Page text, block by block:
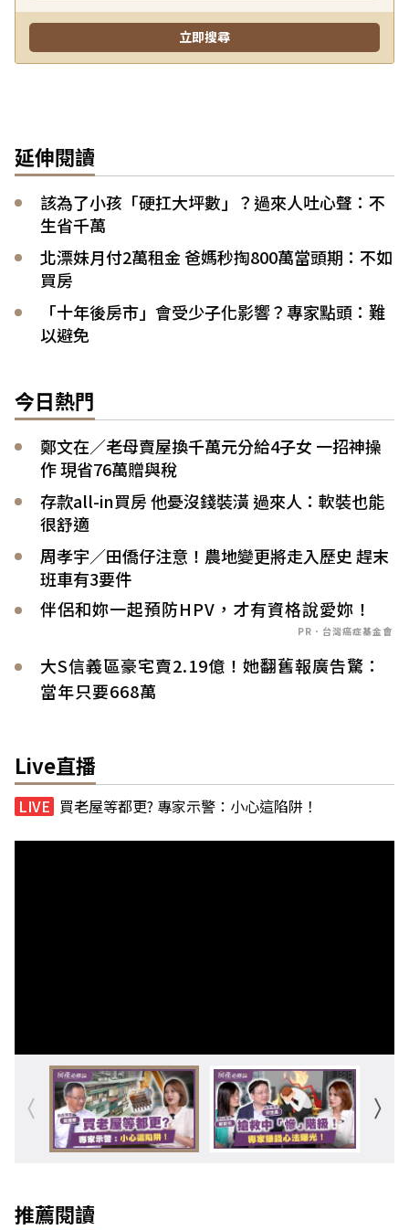
延伸閱讀
該為了小孩「硬扛大坪數」？過來人吐心聲：不
生省千萬
北漂妹月付2萬租金 爸媽秒掏800萬當頭期：不如
買房
「十年後房市」會受少子化影響？專家點頭：難
以避免
今日熱門
鄭文在／老母賣屋換千萬元分給4子女 一招神操
作 現省76萬贈與稅
存款all-in買房 他憂沒錢裝潢 過來人：軟裝也能
很舒適
周孝宇／田僑仔注意！農地變更將走入歷史 趕末
班車有3要件
伴侶和妳一起預防HPV，才有資格說愛妳！
PR．台灣癌症基金會
大S信義區豪宅賣2.19億！她翻舊報廣告驚：
當年只要668萬
Live直播
買老屋等都更? 專家示警：小心這陷阱！
推薦閱讀